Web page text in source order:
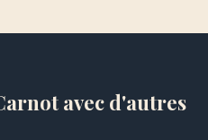
avec d'autres